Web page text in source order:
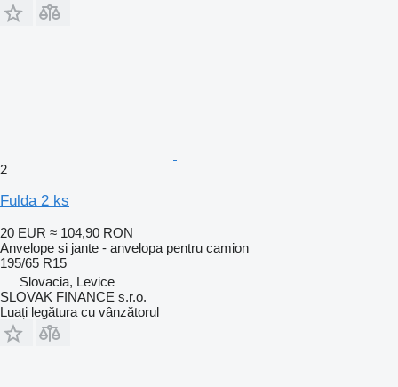
2
Fulda 2 ks
20 EUR ≈ 104,90 RON
Anvelope si jante - anvelopa pentru camion
195/65 R15
Slovacia, Levice
SLOVAK FINANCE s.r.o.
Luați legătura cu vânzătorul